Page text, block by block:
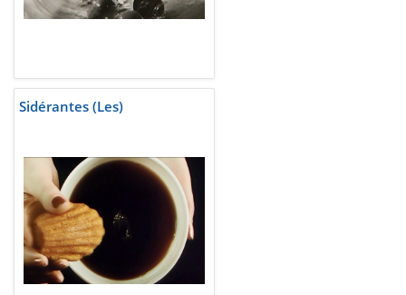
Sidérantes (Les)